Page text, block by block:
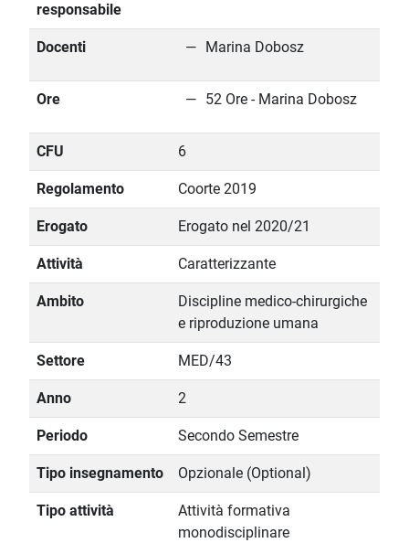
responsabile
Docenti Marina Dobosz
Ore 52 Ore - Marina Dobosz
CFU 6
Regolamento Coorte 2019
Erogato Erogato nel 2020/21
Attività Caratterizzante
Ambito
Discipline medico-chirurgiche
e riproduzione umana
Settore MED/43
Anno 2
Periodo Secondo Semestre
Tipo insegnamento Opzionale (Optional)
Tipo attività
Attività formativa
monodisciplinare